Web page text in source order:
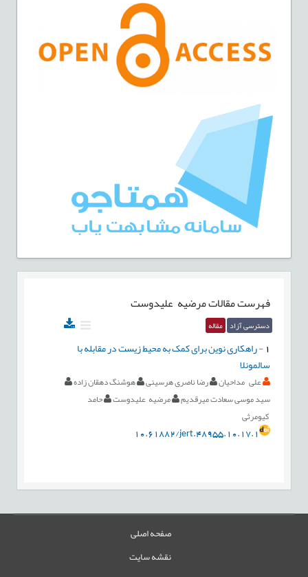
فهرست مقالاتمرضیه علیدوست
دسترسی آزاد مقاله
-راهکاری نوین برای کمک به محیط زیست در مقابله با
سالمونلا
علی مداحیان رضا ناصری هرسینی
هوشنگ دهقان زاده
سید موسی سعادت میرقدیم
مرضیه علیدوست
حامد
کیومرثی
10.61882/jert.48955.10.17.1
صفحه اصلی
نقشه سایت